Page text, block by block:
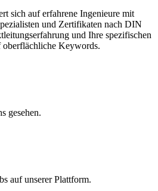
sich auf erfahrene Ingenieure mit
und Zertifikaten nach DIN
und Ihre spezifischen
Keywords.
gesehen.
auf unserer Plattform.